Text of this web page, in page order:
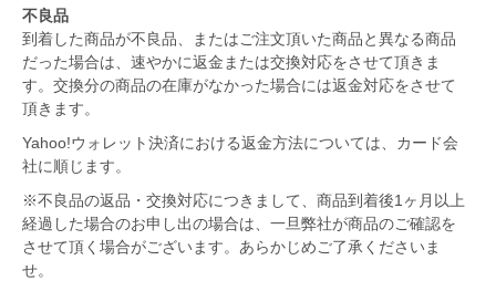
不良品
到着した商品が不良品、またはご注文頂いた商品と異なる商品
だった場合は、速やかに返金または交換対応をさせて頂きま
す。交換分の商品の在庫がなかった場合には返金対応をさせて
頂きます。
Yahoo!ウォレット決済における返金方法については、カード会
社に順じます。
※不良品の返品・交換対応につきまして、商品到着後1ヶ月以上
経過した場合のお申し出の場合は、一旦弊社が商品のご確認を
させて頂く場合がございます。あらかじめご了承くださいま
せ。